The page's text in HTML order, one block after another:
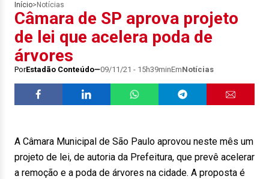
Início> Notícias
Câmara de SP aprova projeto
de lei que acelera poda de
árvores
PorEstadão Conteúdo 09/11/21 - 15h39minEmNotícias
A Câmara Municipal de São Paulo aprovou neste mês um
projeto de lei, de autoria da Prefeitura, que prevê acelerar
a remoção e a poda de árvores na cidade. A proposta é